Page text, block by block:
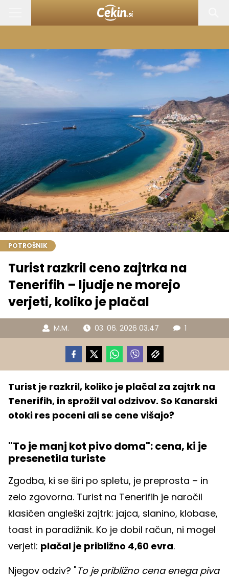
POTROŠNIK
Turist razkril ceno zajtrka na
Tenerifih – ljudje ne morejo
verjeti, koliko je plačal
M.M. 03. 06. 2026 03.47 1
Turist je razkril, koliko je plačal za zajtrk na
Tenerifih, in sprožil val odzivov. So Kanarski
otoki res poceni ali se cene višajo?
"To je manj kot pivo doma": cena, ki je
presenetila turiste
Zgodba, ki se širi po spletu, je preprosta – in
zelo zgovorna. Turist na Tenerifih je naročil
klasičen angleški zajtrk: jajca, slanino, klobase,
toast in paradižnik. Ko je dobil račun, ni mogel
verjeti: plačal je približno 4,60 evra.
Njegov odziv? "To je približno cena enega piva